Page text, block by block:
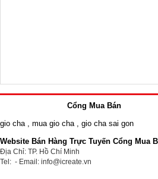
Cổng Mua Bán
gio cha
mua gio cha
gio cha sai gon
Website Bán Hàng Trực Tuyến Cổng Mua
Địa Chỉ: TP. Hồ Chí Minh
Tel: - Email: info@icreate.vn